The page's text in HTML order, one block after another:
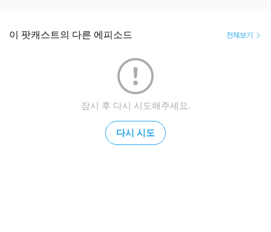
이 팟캐스트의 다른 에피소드 전체보기
잠시 후 다시 시도해주세요.
다시 시도